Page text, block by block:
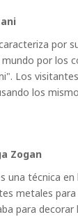
por
por los
Los
los
Zogan
una técnica
metales
para